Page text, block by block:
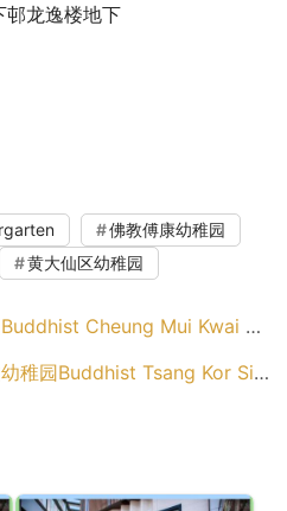
邨龙逸楼地下
佛教傅康幼稚园
黄大仙区幼稚园
Mui Kwai Kindergarten（离岛区幼稚园）
Kor Sing Anglo-Chinese Kindergarten（深水埗区幼稚园）